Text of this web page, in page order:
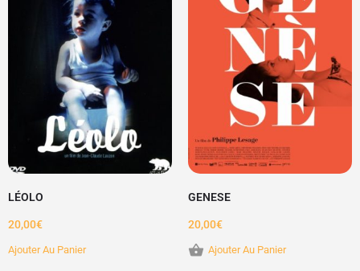
LÉOLO
20,00€
Ajouter Au Panier
GENESE
20,00€
Ajouter Au Panier